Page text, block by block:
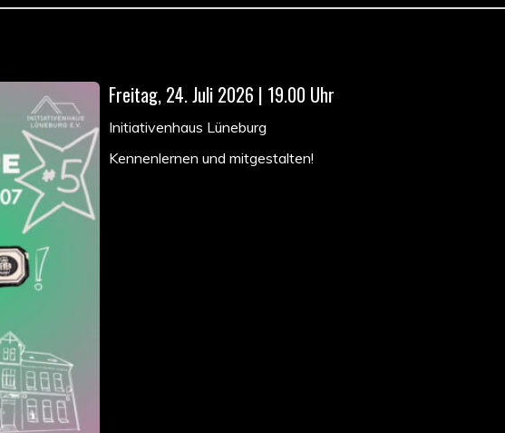
Freitag, 24. Juli 2026 | 19.00 Uhr
Initiativenhaus Lüneburg
Kennenlernen und mitgestalten!